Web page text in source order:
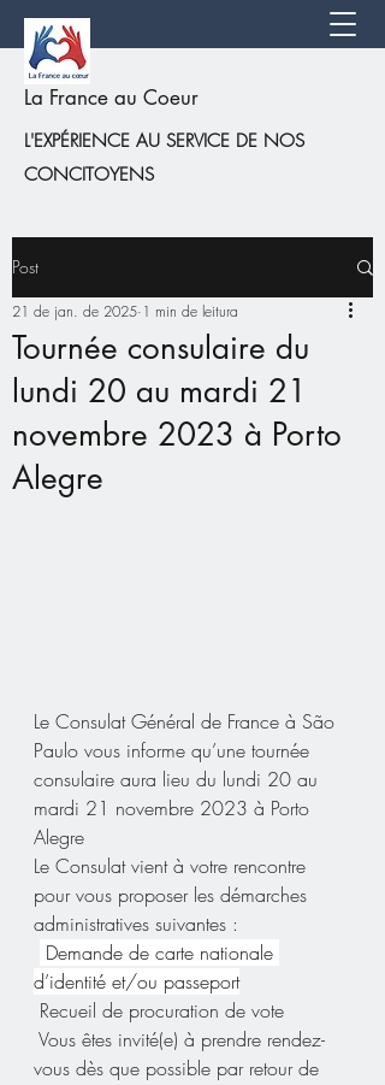
La France au Coeur
L'EXPÉRIENCE AU SERVICE DE NOS
CONCITOYENS
Post
Tournée consulaire du
lundi 20 au mardi 21
novembre 2023 à Porto
Alegre
21 de jan. de 2025 1 min de leitura
Le Consulat Général de France à São
Paulo vous informe qu’une tournée
consulaire aura lieu du lundi 20 au
mardi 21 novembre 2023 à Porto
Alegre
Le Consulat vient à votre rencontre
pour vous proposer les démarches
administratives suivantes :
Demande de carte nationale
d’identité et/ou passeport
Recueil de procuration de vote
Vous êtes invité(e) à prendre rendez-
vous dès que possible par retour de